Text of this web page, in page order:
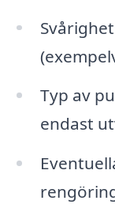
Typ av
endast